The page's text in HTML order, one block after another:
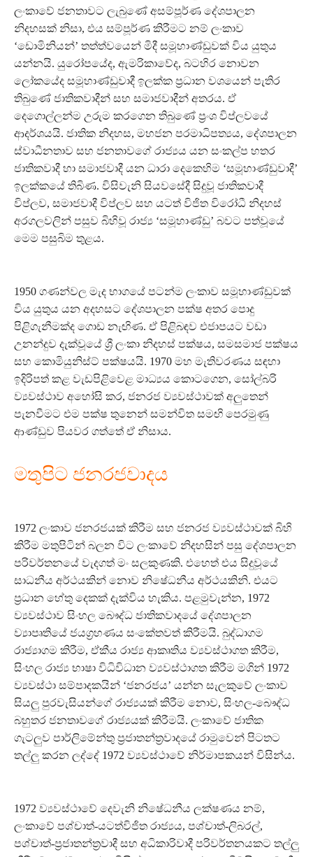
ලංකාවේ ජනතාවට ලැබුණේ අසම්පූර්ණ දේශපාලන
නිදහසක් නිසා, එය සම්පූර්ණ කිරීමට නම් ලංකාව
‘ඩොමිනියන්’ තත්ත්වයෙන් මිදී සමූහාණ්ඩුවක් විය යුතුය
යන්නයි. යුරෝපයේද, ඇමරිකාවේද, බටහිර නොවන
ලෝකයේද සමූහාණ්ඩුවාදී ඉලක්ක ප්‍රධාන වශයෙන් පැතිර
තිබුණේ ජාතිකවාදීන් සහ සමාජවාදීන් අතරය. ඒ
දෙගොල්ලන්ම උරුම කරගෙන තිබුණේ ප්‍රංශ විප්ලවයේ
ආදර්ශයයි. ජාතික නිදහස, මහජන පරමාධිපත්‍යය, දේශපාලන
ස්වාධීනතාව සහ ජනතාවගේ රාජ්‍යය යන සංකල්ප හතර
ජාතිකවාදී හා සමාජවාදී යන ධාරා දෙකෙහිම ‘සමූහාණ්ඩුවාදී’
ඉලක්කයේ තිබිණ. විසිවැනි සියවසේදී සිදුවූ ජාතිකවාදී
විප්ලව, සමාජවාදී විප්ලව සහ යටත් විජිත විරෝධී නිදහස්
අරගලවලින් පසුව බිහිවූ රාජ්‍ය ‘සමූහාණ්ඩු’ බවට පත්වූයේ
මෙම පසුබිම තුළය.
1950 ගණන්වල මැද භාගයේ පටන්ම ලංකාව සමූහාණ්ඩුවක්
විය යුතුය යන අදහසට දේශපාලන පක්ෂ අතර පොදු
පිළිගැනීමක්ද ගොඩ නැඟිණ. ඒ පිළිබඳව එජාපයට වඩා
උනන්දුව දැක්වූයේ ශ්‍රී ලංකා නිදහස් පක්ෂය, සමසමාජ පක්ෂය
සහ කොමියුනිස්ට් පක්ෂයයි. 1970 මහ මැතිවරණය සඳහා
ඉදිරිපත් කළ වැඩපිළිවෙළ මාධ්‍යය කොටගෙන, සෝල්බරි
ව්‍යවස්ථාව අහෝසි කර, ජනරජ ව්‍යවස්ථාවක් අලුතෙන්
පැනවීමට එම පක්ෂ තුනෙන් සමන්විත සමඟි පෙරමුණු
ආණ්ඩුව පියවර ගත්තේ ඒ නිසාය.
මතුපිට ජනරජවාදය
1972 ලංකාව ජනරජයක් කිරීම සහ ජනරජ ව්‍යවස්ථාවක් බිහි
කිරීම මතුපිටින් බලන විට ලංකාවේ නිදහසින් පසු දේශපාලන
පරිවර්තනයේ වැදගත් මං සලකුණකි. එහෙත් එය සිදුවූයේ
සාධනීය අර්ථයකින් නොව නිෂේධනීය අර්ථයකිනි. එයට
ප්‍රධාන හේතු දෙකක් දැක්විය හැකිය. පළමුවැන්න, 1972
ව්‍යවස්ථාව සිංහල බෞද්ධ ජාතිකවාදයේ දේශපාලන
ව්‍යාපෘතියේ ජයග්‍රහණය සංකේතවත් කිරීමයි. බුද්ධාගම
රාජ්‍යාගම කිරීම, ඒකීය රාජ්‍ය ආකෘතිය ව්‍යවස්ථාගත කිරීම,
සිංහල රාජ්‍ය භාෂා විධිවිධාන ව්‍යවස්ථාගත කිරීම මගින් 1972
ව්‍යවස්ථා සම්පාදකයින් ‘ජනරජය’ යන්න සැලකුවේ ලංකාව
සියලු පුරවැසියන්ගේ රාජ්‍යයක් කිරීම නොව, සිංහල-බෞද්ධ
බහුතර ජනතාවගේ රාජ්‍යයක් කිරීමයි. ලංකාවේ ජාතික
ගැටලුව පාර්ලිමේන්තු ප්‍රජාතන්ත්‍රවාදයේ රාමුවෙන් පිටතට
තල්ලු කරන ලද්දේ 1972 ව්‍යවස්ථාවේ නිර්මාපකයන් විසින්ය.
1972 ව්‍යවස්ථාවේ දෙවැනි නිෂේධනීය ලක්ෂණය නම්,
ලංකාවේ පශ්චාත්-යටත්විජිත රාජ්‍යය, පශ්චාත්-ලිබරල්,
පශ්චාත්-ප්‍රජාතන්ත්‍රවාදී සහ අධිකාරිවාදී පරිවර්තනයකට තල්ලු